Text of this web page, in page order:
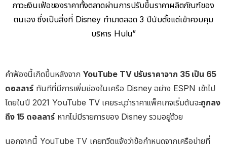
ภาวะเงินเฟ้อของราคาทั้งตลาดผ่านการปรับขึ้นราคาผลิตภัณฑ์ของ
ตนเอง ซึ่งเป็นสิ่งที่ Disney ทำมาตลอด 3 ปีนับตั้งแต่เข้าควบคุม
บริหาร Hulu”
คำฟ้องนี้เกิดขึ้นหลังจาก YouTube TV ปรับราคาจาก 35 เป็น 65
ดอลลาร์ ทันทีที่มีการเพิ่มช่องในเครือ Disney อย่าง ESPN เข้าไป
โดยในปี 2021 YouTube TV เคยระบุว่าราคาแพ็คเกจเริ่มต้นจะถูกลง
ถึง 15 ดอลลาร์ หากไม่มีรายการของ Disney รวมอยู่ด้วย
นอกจากนี้ YouTube TV เคยทวีตแจ้งว่าข้อกำหนดจากเครือข่ายที่